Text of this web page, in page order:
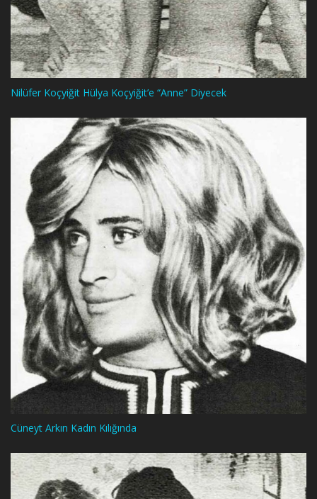
Nilüfer Koçyiğit Hülya Koçyiğit’e “Anne” Diyecek
Cüneyt Arkın Kadın Kılığında